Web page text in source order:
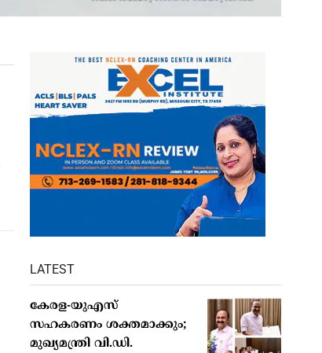
LATEST
കേരള-യുഎസ്
സഹകരണം ശക്തമാക്കും;
മുഖ്യമന്ത്രി വി.ഡി.